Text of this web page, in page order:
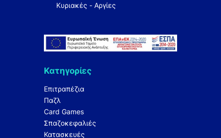
Κυριακές - Αργίες
Κατηγορίες
Επιτραπέζια
Παζλ
Card Games
Σπαζοκεφαλιές
Κατασκευές